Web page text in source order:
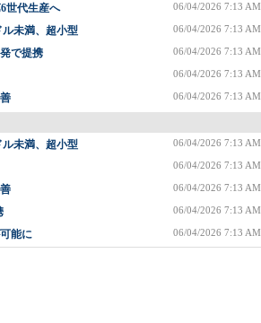
06/04/2026 7:13 AM
世代生産へ
06/04/2026 7:13 AM
未満、超小型
06/04/2026 7:13 AM
で提携
06/04/2026 7:13 AM
06/04/2026 7:13 AM
06/04/2026 7:13 AM
未満、超小型
06/04/2026 7:13 AM
06/04/2026 7:13 AM
06/04/2026 7:13 AM
06/04/2026 7:13 AM
能に